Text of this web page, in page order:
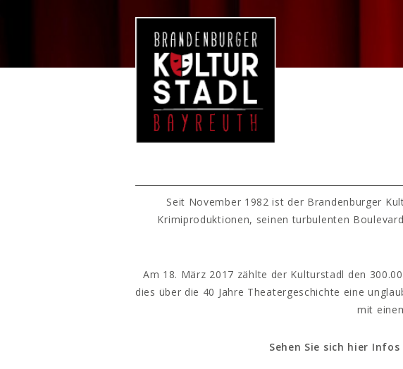
Seit November 1982 ist der Brandenburger
Krimiproduktionen, seinen turbulenten
Am 18. März 2017 zählte der Kulturstadl den
dies über die 40 Jahre Theatergeschichte eine
mit
Sehen Sie sich hier